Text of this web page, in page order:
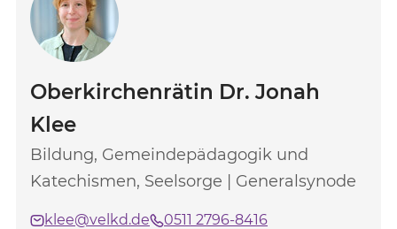
Oberkirchenrätin Dr. Jonah
Klee
Bildung, Gemeindepädagogik und
Katechismen, Seelsorge | Generalsynode
klee@velkd.de 0511 2796-8416